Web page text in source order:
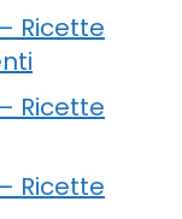
Ricette
Ricette
Ricette